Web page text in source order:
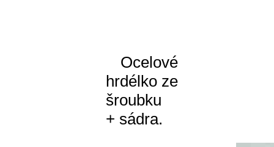
Ocelové
hrdélko ze
šroubku
+ sádra.